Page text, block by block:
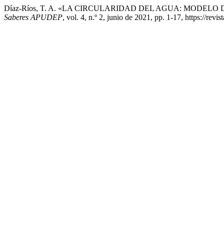
Díaz-Ríos, T. A. «LA CIRCULARIDAD DEL AGUA:
Saberes APUDEP, vol. 4, n.º 2, junio de 2021, pp. 1-17, https://